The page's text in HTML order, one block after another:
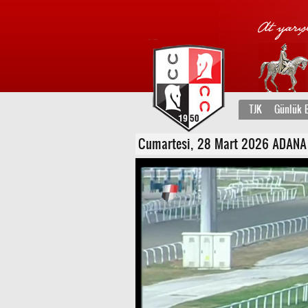
TJK Günlük
Cumartesi, 28 Mart 2026